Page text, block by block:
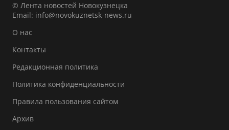
© Лента новостей Новокузнецка
Email: info@novokuznetsk-news.ru
О нас
Контакты
Редакционная политика
Политика конфиденциальности
Правила пользования сайтом
Архив